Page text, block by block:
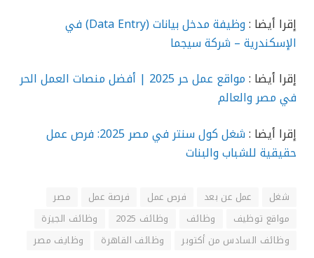
إقرا أيضا :
وظيفة مدخل بيانات (Data Entry) في
الإسكندرية – شركة سيجما
إقرا أيضا :
مواقع عمل حر 2025 | أفضل منصات العمل الحر
في مصر والعالم
إقرا أيضا :
شغل كول سنتر في مصر 2025: فرص عمل
حقيقية للشباب والبنات
شغل عمل عن بعد فرص عمل فرصة عمل
مصر
مواقع توظيف
وظائف وظائف 2025
وظائف الجيزة
وظائف السادس من أكتوبر
وظائف القاهرة وظايف مصر